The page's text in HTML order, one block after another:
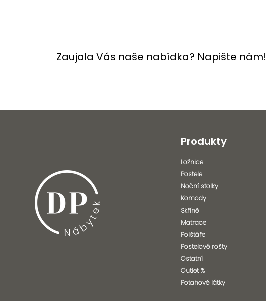
Zaujala Vás naše nabídka? Napište nám!
Produkty
Ložnice
Postele
Noční stolky
Komody
Skříně
Matrace
Polštáře
Postelové rošty
Ostatní
Outlet %
Potahové látky